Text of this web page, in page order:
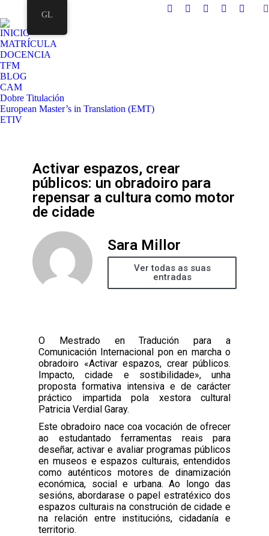
INICIO
MATRÍCULA
DOCENCIA
TFM
BLOG
CAM
Dobre Titulación
European Master’s in Translation (EMT)
ETIV
Activar espazos, crear
públicos: un obradoiro para
repensar a cultura como motor
de cidade
Sara Millor
Ver todas as suas
entradas
O Mestrado en Tradución para a
Comunicación Internacional pon en marcha o
obradoiro «Activar espazos, crear públicos.
Impacto, cidade e sostibilidade», unha
proposta formativa intensiva e de carácter
práctico impartida pola xestora cultural
Patricia Verdial Garay.
Este obradoiro nace coa vocación de ofrecer
ao estudantado ferramentas reais para
deseñar, activar e avaliar programas públicos
en museos e espazos culturais, entendidos
como auténticos motores de dinamización
económica, social e urbana. Ao longo das
sesións, abordarase o papel estratéxico dos
espazos culturais na construción de cidade e
na relación entre institucións, cidadanía e
territorio.
GL